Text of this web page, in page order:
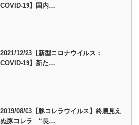
COVID-19】国内…
2021/12/23【新型コロナウイルス：
COVID-19】新た…
2019/08/03【豚コレラウイルス】終息見え
ぬ豚コレラ “長…